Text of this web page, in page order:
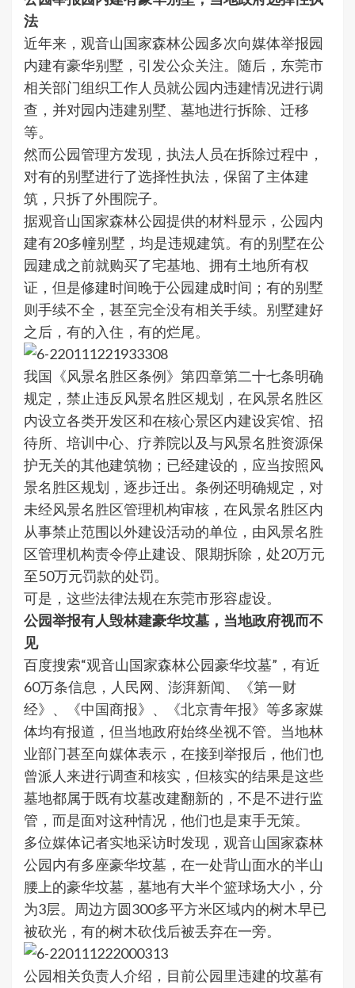
法
近年来，观音山国家森林公园多次向媒体举报园
内建有豪华别墅，引发公众关注。随后，东莞市
相关部门组织工作人员就公园内违建情况进行调
查，并对园内违建别墅、墓地进行拆除、迁移
等。
然而公园管理方发现，执法人员在拆除过程中，
对有的别墅进行了选择性执法，保留了主体建
筑，只拆了外围院子。
据观音山国家森林公园提供的材料显示，公园内
建有20多幢别墅，均是违规建筑。有的别墅在公
园建成之前就购买了宅基地、拥有土地所有权
证，但是修建时间晚于公园建成时间；有的别墅
则手续不全，甚至完全没有相关手续。别墅建好
之后，有的入住，有的烂尾。
我国《风景名胜区条例》第四章第二十七条明确
规定，禁止违反风景名胜区规划，在风景名胜区
内设立各类开发区和在核心景区内建设宾馆、招
待所、培训中心、疗养院以及与风景名胜资源保
护无关的其他建筑物；已经建设的，应当按照风
景名胜区规划，逐步迁出。条例还明确规定，对
未经风景名胜区管理机构审核，在风景名胜区内
从事禁止范围以外建设活动的单位，由风景名胜
区管理机构责令停止建设、限期拆除，处20万元
至50万元罚款的处罚。
可是，这些法律法规在东莞市形容虚设。
公园举报有人毁林建豪华坟墓，当地政府视而不
见
百度搜索“观音山国家森林公园豪华坟墓”，有近
60万条信息，人民网、澎湃新闻、《第一财
经》、《中国商报》、《北京青年报》等多家媒
体均有报道，但当地政府始终坐视不管。当地林
业部门甚至向媒体表示，在接到举报后，他们也
曾派人来进行调查和核实，但核实的结果是这些
墓地都属于既有坟墓改建翻新的，不是不进行监
管，而是面对这种情况，他们也是束手无策。
多位媒体记者实地采访时发现，观音山国家森林
公园内有多座豪华坟墓，在一处背山面水的半山
腰上的豪华坟墓，墓地有大半个篮球场大小，分
为3层。周边方圆300多平方米区域内的树木早已
被砍光，有的树木砍伐后被丢弃在一旁。
公园相关负责人介绍，目前公园里违建的坟墓有